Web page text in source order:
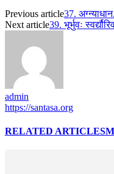
Previous article37.
Next article39. भूर्भुवः
admin
https://santasa.org
RELATED ARTICLES